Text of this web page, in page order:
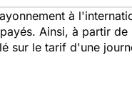
à
Ainsi, à partir de
sur le tarif d'une